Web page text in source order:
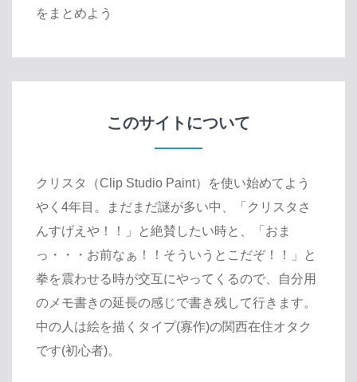
をまとめよう
このサイトについて
クリスタ（Clip Studio Paint）を使い始めてよう
やく4年目。まだまだ謎が多い中、「クリスタさ
んすげえや！！」と絶賛したい時と、「おま
っ・・・お前なぁ！！そういうとこだぞ！！」と
拳を震わせる時が交互にやってくるので、自分用
のメモ書きの延長の感じで書き残して行きます。
中の人は絵を描くタイプ(寡作)の関西在住オタク
です(初心者)。